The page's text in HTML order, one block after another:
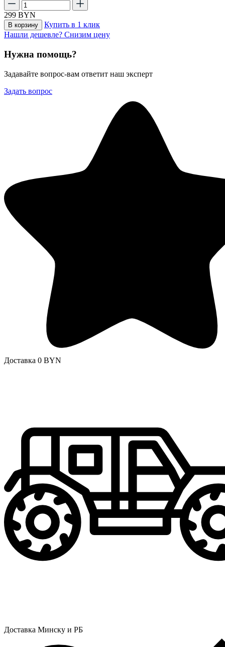
299 BYN
В корзину
Купить в 1 клик
Нашли дешевле? Снизим цену
Нужна помощь?
Задавайте вопрос-вам ответит наш эксперт
Задать вопрос
Доставка 0 BYN
Доставка Минску и РБ